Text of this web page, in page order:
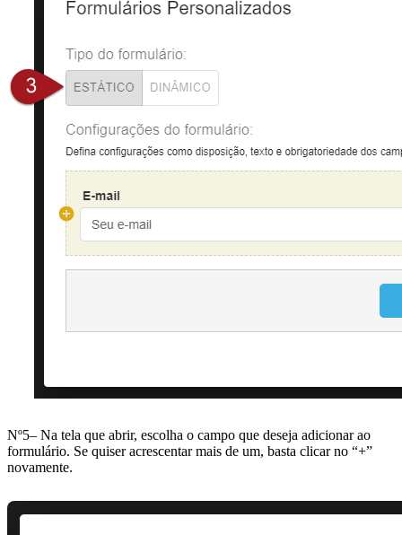
Nº5– Na tela que abrir, escolha o campo que deseja adicionar ao
formulário. Se quiser acrescentar mais de um, basta clicar no “+”
novamente.